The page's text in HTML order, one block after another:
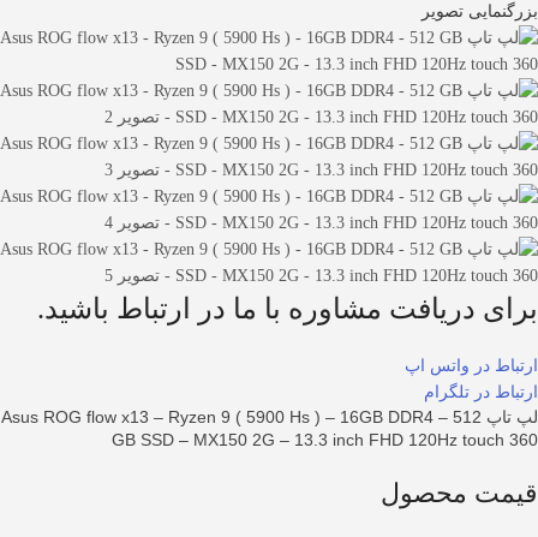
بزرگنمایی تصویر
برای دریافت مشاوره با ما در ارتباط باشید.
ارتباط در واتس اپ
ارتباط در تلگرام
لپ تاپ Asus ROG flow x13 – Ryzen 9 ( 5900 Hs ) – 16GB DDR4 – 512
GB SSD – MX150 2G – 13.3 inch FHD 120Hz touch 360
قیمت محصول